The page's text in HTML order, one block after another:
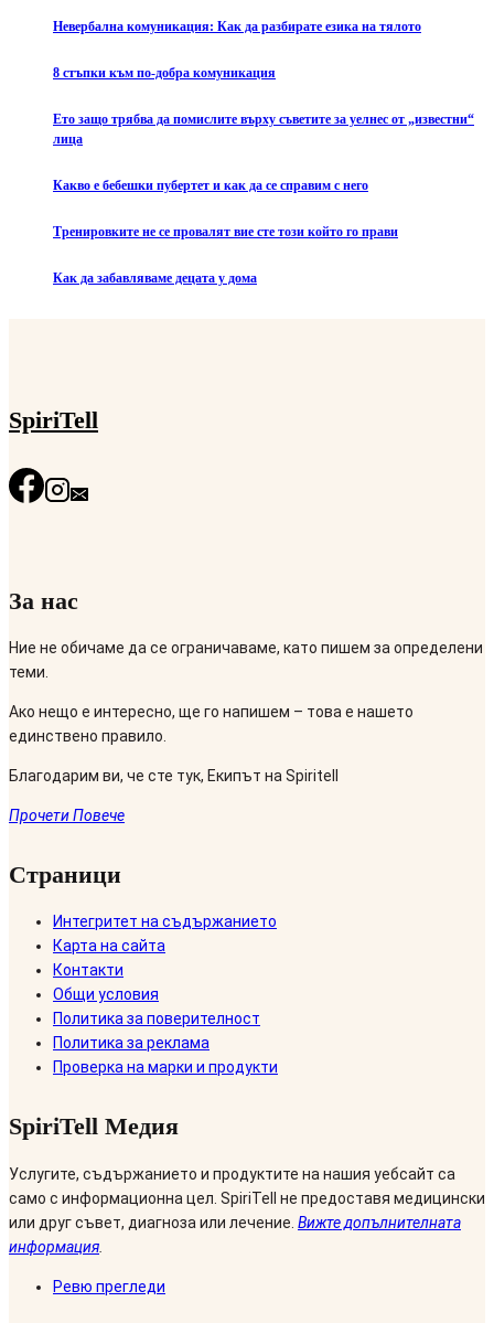
Невербална комуникация: Как да разбирате езика на тялото
8 стъпки към по-добра комуникация
Ето защо трябва да помислите върху съветите за уелнес от „известни“
лица
Какво е бебешки пубертет и как да се справим с него
Тренировките не се провалят вие сте този който го прави
Как да забавляваме децата у дома
SpiriTell
За нас
Ние не обичаме да се ограничаваме, като пишем за определени
теми.
Ако нещо е интересно, ще го напишем – това е нашето
единствено правило.
Благодарим ви, че сте тук, Екипът на Spiritell
Прочети Повече
Страници
Интегритет на съдържанието
Карта на сайта
Контакти
Общи условия
Политика за поверителност
Политика за реклама
Проверка на марки и продукти
SpiriTell Медия
Услугите, съдържанието и продуктите на нашия уебсайт са
само с информационна цел. SpiriTell не предоставя медицински
или друг съвет, диагноза или лечение. Вижте допълнителната
информация
Ревю прегледи